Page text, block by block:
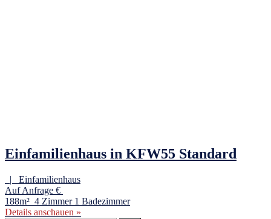
Einfamilienhaus in KFW55 Standard
| Einfamilienhaus
Auf Anfrage €
188m² 4 Zimmer 1 Badezimmer
Details anschauen »